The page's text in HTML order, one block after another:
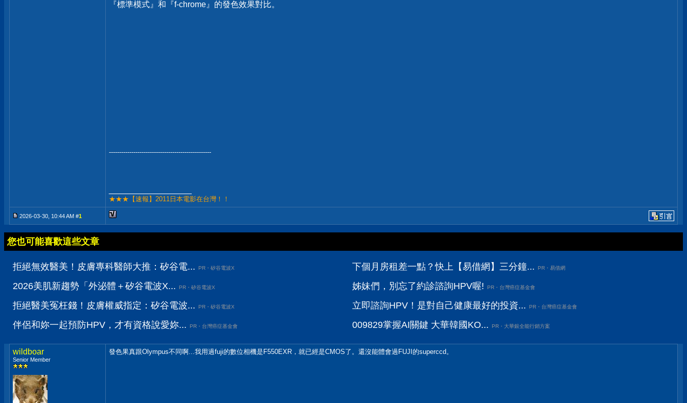
『標準模式』和『f-chrome』的發色效果對比。
--------------------------------------------------
★★★【速報】2011日本電影在台灣！！
2026-03-30, 10:44 AM #1
您也可能喜歡這些文章
拒絕無效醫美！皮膚專科醫師大推：矽谷電... PR・矽谷電波X
2026美肌新趨勢「外泌體＋矽谷電波X... PR・矽谷電波X
拒絕醫美冤枉錢！皮膚權威指定：矽谷電波... PR・矽谷電波X
伴侶和妳一起預防HPV，才有資格說愛妳... PR・台灣癌症基金會
下個月房租差一點？快上【易借網】三分鐘... PR・易借網
姊妹們，別忘了約診諮詢HPV喔! PR・台灣癌症基金會
立即諮詢HPV！是對自己健康最好的投資... PR・台灣癌症基金會
009829掌握AI關鍵 大華韓國KO... PR・大華銀全能行銷方案
wildboar
Senior Member
發色果真跟Olympus不同啊...我用過fuji的數位相機是F550EXR，就已經是CMOS了。還沒能體會過FUJI的superccd。